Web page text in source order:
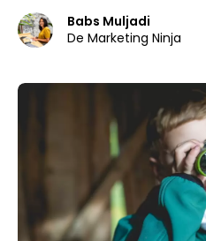
Babs Muljadi
De Marketing Ninja